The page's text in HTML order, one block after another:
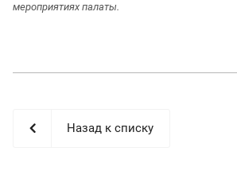
мероприятиях палаты.
Назад к списку